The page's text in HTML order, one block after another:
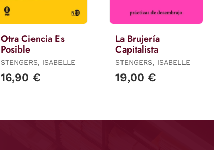
Otra Ciencia Es
Posible
STENGERS, ISABELLE
16,90 €
La Brujería
Capitalista
STENGERS, ISABELLE
19,00 €